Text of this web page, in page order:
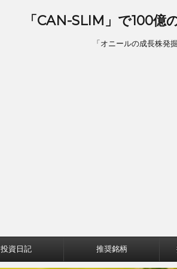
「CAN-SLIM」で100億
「オニールの成長株発
投資日記 推奨銘柄